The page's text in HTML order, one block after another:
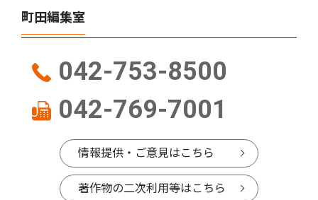
町田編集室
042-753-8500
042-769-7001
情報提供・ご意見はこちら
著作物の二次利用等はこちら